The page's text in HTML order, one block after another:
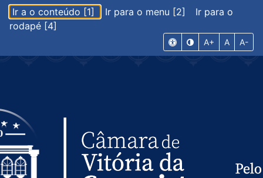
Ir a o conteúdo [1] Ir para o menu [2]
Ir para o
rodapé [4]
A+ A A-